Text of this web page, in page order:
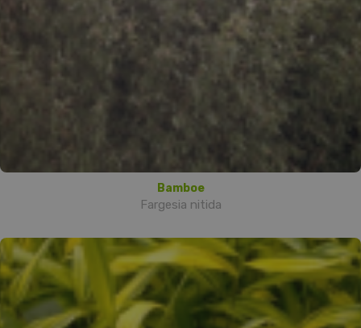
Bamboe
Fargesia nitida